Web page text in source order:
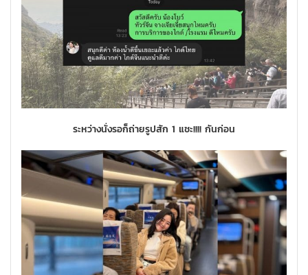
ระหว่างนั่งรอก็ถ่ายรูปสัก 1 แชะ!!!! กันก่อน